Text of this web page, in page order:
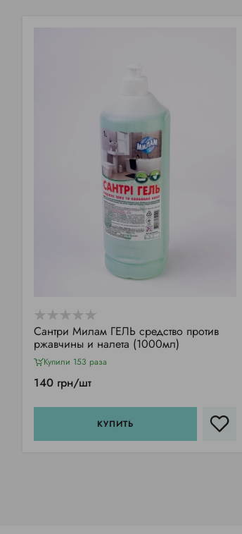
Сантри Милам ГЕЛЬ средство против
ржавчины и налета (1000мл)
Купили 153 раза
140 грн/шт
КУПИТЬ